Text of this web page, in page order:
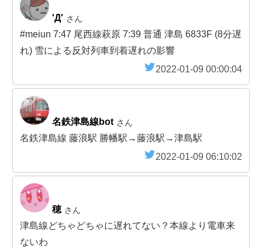
'Д' さん
#meiun 7:47 尾西線萩原 7:39 普通 津島 6833F (8分遅
れ) 雪による反対列車到着遅れの影響
2022-01-09 00:00:04
名鉄津島線bot さん
名鉄津島線 藤浪駅 勝幡駅→藤浪駅→津島駅
2022-01-09 06:10:02
穂 さん
津島線どちゃどちゃに遅れてない？本線より電車来
ないわ